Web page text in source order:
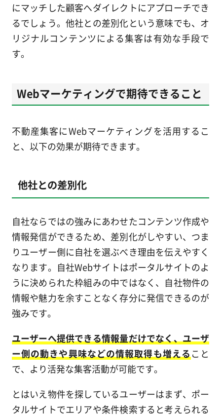
にマッチした顧客へダイレクトにアプローチでき
るでしょう。他社との差別化という意味でも、オ
リジナルコンテンツによる集客は有効な手段で
す。
Webマーケティングで期待できること
不動産集客にWebマーケティングを活用するこ
と、以下の効果が期待できます。
他社との差別化
自社ならではの強みにあわせたコンテンツ作成や
情報発信ができるため、差別化がしやすい、つま
りユーザー側に自社を選ぶべき理由を伝えやすく
なります。自社Webサイトはポータルサイトのよ
うに決められた枠組みの中ではなく、自社物件の
情報や魅力を余すことなく存分に発信できるのが
強みです。
ユーザーへ提供できる情報量だけでなく、ユーザ
ー側の動きや興味などの情報取得も増える こと
で、より活発な集客活動が可能です。
とはいえ物件を探しているユーザーはまず、ポー
タルサイトでエリアや条件検索すると考えられる